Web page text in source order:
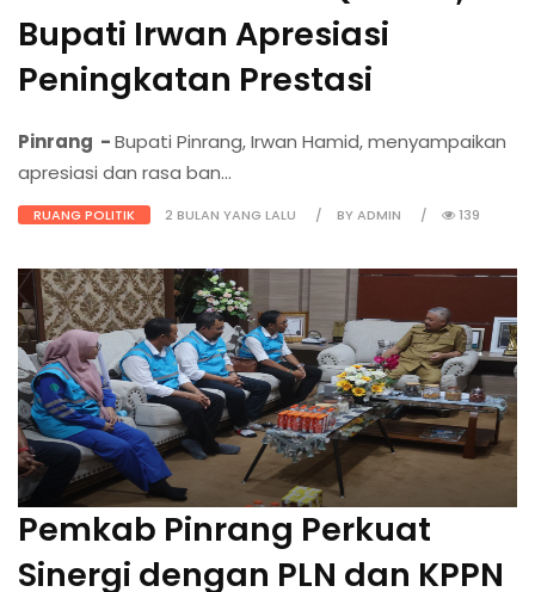
Bupati Irwan Apresiasi
Peningkatan Prestasi
Pinrang -Bupati Pinrang, Irwan Hamid, menyampaikan
apresiasi dan rasa ban...
RUANG POLITIK 2 BULAN YANG LALU BY ADMIN 139
Pemkab Pinrang Perkuat
Sinergi dengan PLN dan KPPN